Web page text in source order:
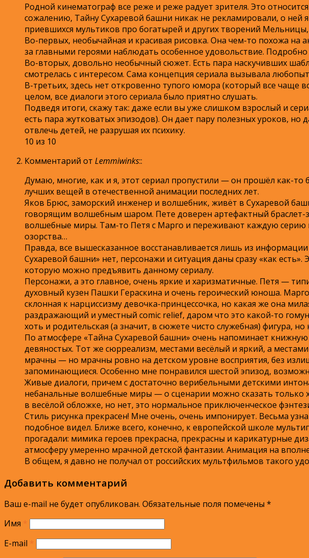
Родной кинематограф все реже и реже радует зрителя. Это
сожалению, Тайну Сухаревой башни никак не рекламировали, о ней
приевшихся мультиков про богатырей и других творений
Во-первых, необычайная и красивая рисовка. Она чем-то похожа
за главными героями наблюдать особенное удовольствие.
Во-вторых, довольно необычный сюжет. Есть пара наскучивших
смотрелась с интересом. Сама концепция сериала вызывала
В-третьих, здесь нет откровенно тупого юмора (который все чаще
целом, все диалоги этого сериала было приятно слушать.
Подведя итоги, скажу так: даже если вы уже слишком взрослый и
есть пара жутковатых эпизодов). Он дает пару полезных уроков,
отвлечь детей, не разрушая их психику.
10 из 10
Комментарий от Lemmiwinks::
Думаю, многие, как и я, этот сериал пропустили — он прошёл как-
лучших вещей в отечественной анимации последних лет.
Яков Брюс, заморский инженер и волшебник, живёт в Сухаревой
говорящим волшебным шаром. Пете доверен артефактный браслет-
волшебные миры. Там-то Петя с Марго и переживают каждую серию
озорства…
Правда, все вышесказанное восстанавливается лишь из
Сухаревой башни» нет, персонажи и ситуация даны сразу «как
которую можно предъявить данному сериалу.
Персонажи, а это главное, очень яркие и харизматичные. Петя —
духовный кузен Пашки Гераскина и очень героический юноша.
склонная к нарциссизму девочка-принцессочка, но какая же она
раздражающий и уместный comic relief, даром что это какой-то
хоть и родительская (а значит, в сюжете чисто служебная) фигура,
По атмосфере «Тайна Сухаревой башни» очень напоминает
девяностых. Тот же сюрреализм, местами весёлый и яркий, а
мрачны — но мрачны ровно на детском уровне восприятия, без
запоминающиеся. Особенно мне понравился шестой эпизод,
Живые диалоги, причем с достаточно верибельными детскими
небанальные волшебные миры — о сценарии можно сказать только
в весёлой обложке, но нет, это нормальное приключенческое
Стиль рисунка прекрасен! Мне очень, очень импонирует. Весьма
подобное видел. Ближе всего, конечно, к европейской школе
прогадали: мимика героев прекрасна, прекрасны и карикатурные
атмосферу умеренно мрачной детской фантазии. Анимация на
В общем, я давно не получал от российских мультфильмов такого
Добавить комментарий
Ваш e-mail не будет опубликован. Обязательные поля помечены *
Имя *
E-mail *